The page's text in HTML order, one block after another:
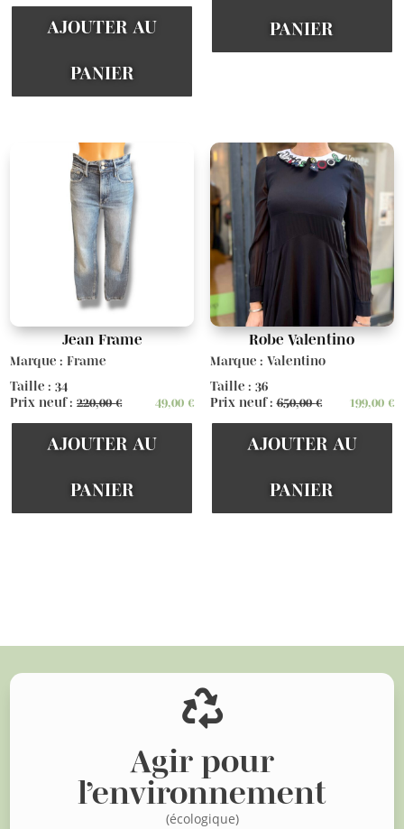
AJOUTER AU
PANIER
PANIER
Jean Frame
Marque : Frame
Taille : 34
Prix neuf :220,00€ 49,00€
AJOUTER AU
PANIER
Robe Valentino
Marque : Valentino
Taille : 36
Prix neuf :650,00€ 199,00 €
AJOUTER AU
PANIER

Agir pour
l’environnement
(écologique)